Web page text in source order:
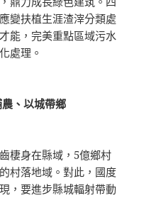
變扶植生涯渣滓分類處
能，完美重點區域污水
處理。
、以城帶鄉
身在縣域，5億鄉村
村落地域。對此，國度
，要進步縣城輻射帶動